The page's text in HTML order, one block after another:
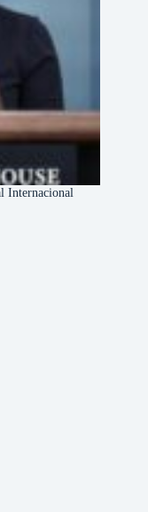
Internacional